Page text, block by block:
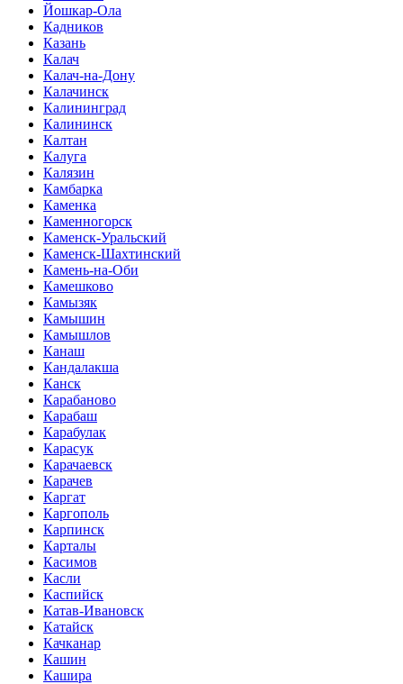
Йошкар-Ола
Кадников
Казань
Калач
Калач-на-Дону
Калачинск
Калининград
Калининск
Калтан
Калуга
Калязин
Камбарка
Каменка
Каменногорск
Каменск-Уральский
Каменск-Шахтинский
Камень-на-Оби
Камешково
Камызяк
Камышин
Камышлов
Канаш
Кандалакша
Канск
Карабаново
Карабаш
Карабулак
Карасук
Карачаевск
Карачев
Каргат
Каргополь
Карпинск
Карталы
Касимов
Касли
Каспийск
Катав-Ивановск
Катайск
Качканар
Кашин
Кашира